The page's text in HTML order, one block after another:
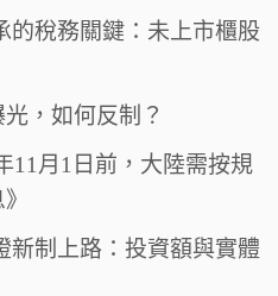
的稅務關鍵：未上市櫃股
，如何反制？
11月1日前，大陸需按規
新制上路：投資額與實體